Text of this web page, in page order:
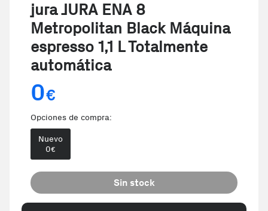
jura JURA ENA 8
Metropolitan Black Máquina
espresso 1,1 L Totalmente
automática
0€
Opciones de compra:
Nuevo
0€
Sin stock